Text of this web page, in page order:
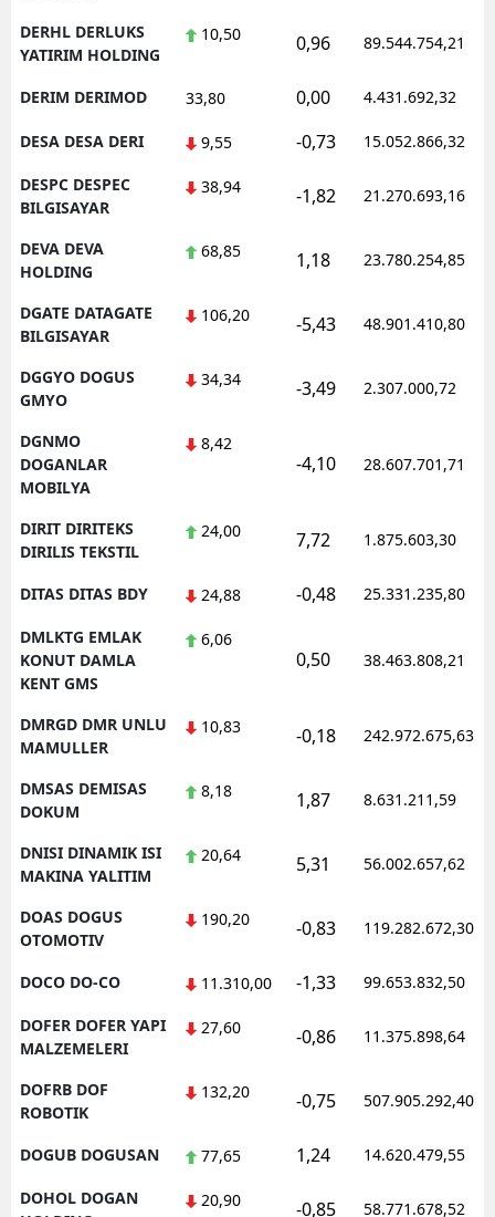
DERHL DERLUKS
YATIRIM HOLDING
10,50 0,96 89.544.754,21
DERIM DERIMOD 33,80 0,00 4.431.692,32
DESA DESA DERI 9,55 -0,73 15.052.866,32
DESPC DESPEC
BILGISAYAR
38,94 -1,82 21.270.693,16
DEVA DEVA
HOLDING
68,85 1,18 23.780.254,85
DGATE DATAGATE
BILGISAYAR
106,20 -5,43 48.901.410,80
DGGYO DOGUS
GMYO
34,34 -3,49 2.307.000,72
DGNMO
DOGANLAR
MOBILYA
8,42
-4,10 28.607.701,71
DIRIT DIRITEKS
DIRILIS TEKSTIL
24,00 7,72 1.875.603,30
DITAS DITAS BDY 24,88 -0,48 25.331.235,80
DMLKTG EMLAK
KONUT DAMLA
KENT GMS
6,06
0,50 38.463.808,21
DMRGD DMR UNLU
MAMULLER
10,83 -0,18 242.972.675,63
DMSAS DEMISAS
DOKUM
8,18 1,87 8.631.211,59
DNISI DINAMIK ISI
MAKINA YALITIM
20,64 5,31 56.002.657,62
DOAS DOGUS
OTOMOTIV
190,20 -0,83 119.282.672,30
DOCO DO-CO 11.310,00 -1,33 99.653.832,50
DOFER DOFER YAPI
MALZEMELERI
27,60 -0,86 11.375.898,64
DOFRB DOF
ROBOTIK
132,20 -0,75 507.905.292,40
DOGUB DOGUSAN 77,65 1,24 14.620.479,55
DOHOL DOGAN
20,90 -0,85 58.771.678,52